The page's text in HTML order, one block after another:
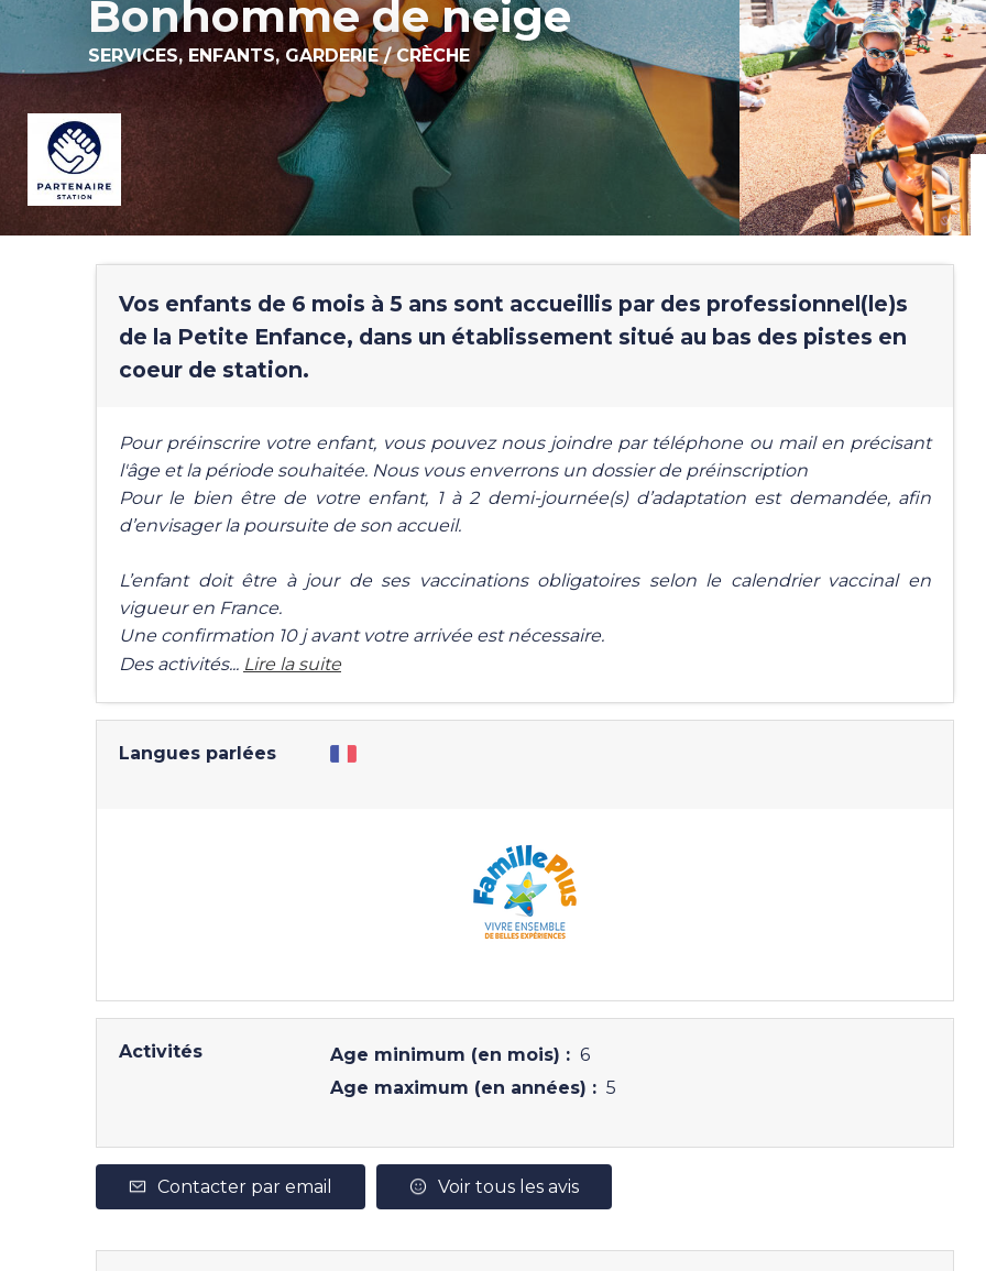
Bonhomme de neige
SERVICES, ENFANTS, GARDERIE / CRÈCHE
Vos enfants de 6 mois à 5 ans sont accueillis par des professionnel(le)s
de la Petite Enfance, dans un établissement situé au bas des pistes en
coeur de station.
Pour préinscrire votre enfant, vous pouvez nous joindre par téléphone ou mail en précisant
l'âge et la période souhaitée. Nous vous enverrons un dossier de préinscription
Pour le bien être de votre enfant, 1 à 2 demi-journée(s) d’adaptation est demandée, afin
d’envisager la poursuite de son accueil.
L’enfant doit être à jour de ses vaccinations obligatoires selon le calendrier vaccinal en
vigueur en France.
Une confirmation 10 j avant votre arrivée est nécessaire.
Des activités... Lire la suite
Langues parlées
Activités Age minimum (en mois) : 6
Age maximum (en années) : 5
Contacter par email Voir tous les avis